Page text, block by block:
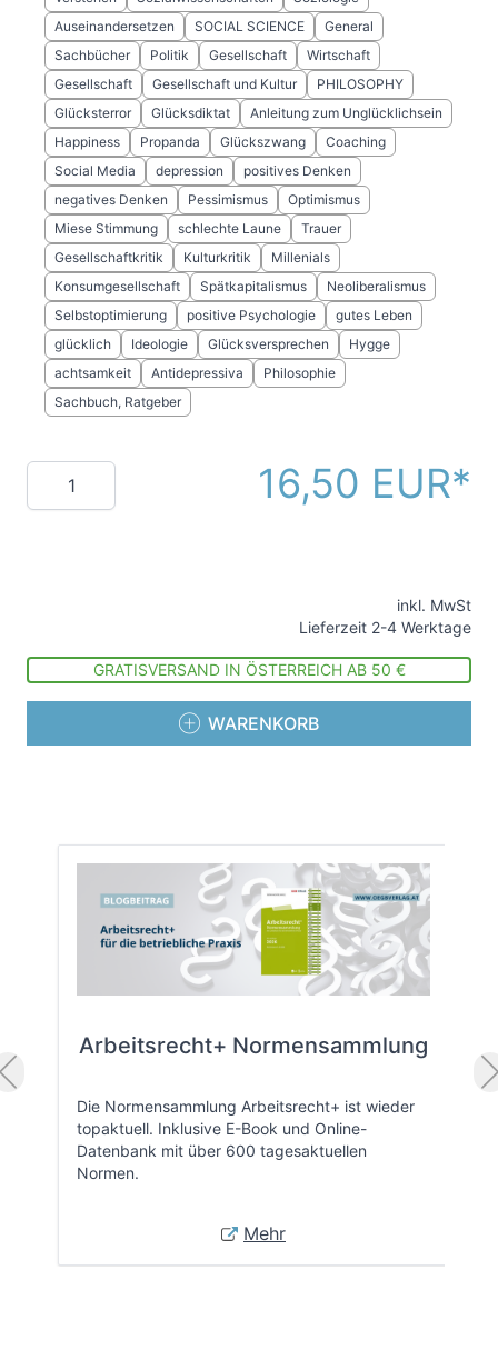
Auseinandersetzen
SOCIAL SCIENCE
General
Sachbücher
Politik Gesellschaft
Wirtschaft
Gesellschaft
Gesellschaft und Kultur
PHILOSOPHY
Glücksterror
Glücksdiktat
Anleitung zum Unglücklichsein
Happiness
Propanda Glückszwang
Coaching
Social Media
depression
positives Denken
negatives Denken
Pessimismus
Optimismus
Miese Stimmung
schlechte Laune
Trauer
Gesellschaftkritik
Kulturkritik
Millenials
Konsumgesellschaft
Spätkapitalismus
Neoliberalismus
Selbstoptimierung
positive Psychologie
gutes Leben
glücklich
Ideologie Glücksversprechen
Hygge
achtsamkeit
Antidepressiva
Philosophie
Sachbuch, Ratgeber
Menge 16,50 EUR
inkl. MwSt
Lieferzeit 2-4 Werktage
GRATISVERSAND IN ÖSTERREICH AB 50 €
WARENKORB
Arbeitsrecht+ Normensammlung
Die Normensammlung Arbeitsrecht+ ist wieder
topaktuell. Inklusive E-Book und Online-
Datenbank mit über 600 tagesaktuellen
Normen.
Mehr